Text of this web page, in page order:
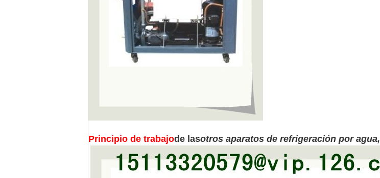
Principio de trabajode lasotros aparatos de refrigeración por agua,